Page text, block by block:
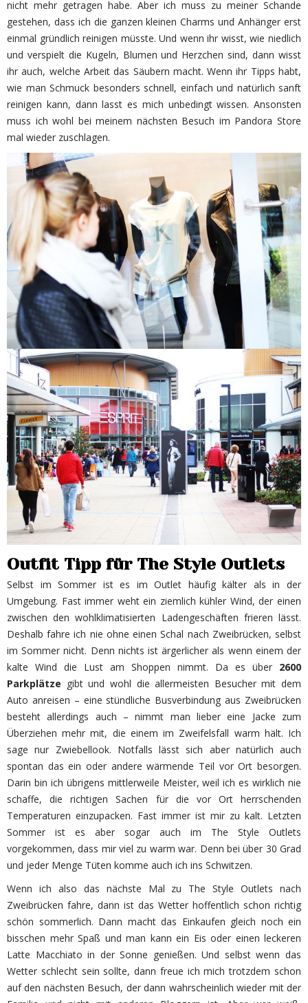
nicht mehr getragen habe. Aber ich muss zu meiner Schande
gestehen, dass ich die ganzen kleinen Charms und Anhänger erst
einmal gründlich reinigen müsste. Und wenn ihr wisst, wie niedlich
und verspielt die Kugeln, Blumen und Herzchen sind, dann wisst
ihr auch, welche Arbeit das Säubern macht. Wenn ihr Tipps habt,
wie man Schmuck besonders schnell, einfach und natürlich sanft
reinigen kann, dann lasst es mich unbedingt wissen. Ansonsten
muss ich wohl bei meinem nächsten Besuch im Pandora Store
mal wieder zuschlagen.
Outfit Tipp für The Style Outlets
Selbst im Sommer ist es im Outlet häufig kälter als in der
Umgebung. Fast immer weht ein ziemlich kühler Wind, der einen
zwischen den wohlklimatisierten Ladengeschäften frieren lässt.
Deshalb fahre ich nie ohne einen Schal nach Zweibrücken, selbst
im Sommer nicht. Denn nichts ist ärgerlicher als wenn einem der
kalte Wind die Lust am Shoppen nimmt. Da es über 2600
Parkplätze gibt und wohl die allermeisten Besucher mit dem
Auto anreisen – eine stündliche Busverbindung aus Zweibrücken
besteht allerdings auch – nimmt man lieber eine Jacke zum
Überziehen mehr mit, die einem im Zweifelsfall warm hält. Ich
sage nur Zwiebellook. Notfalls lässt sich aber natürlich auch
spontan das ein oder andere wärmende Teil vor Ort besorgen.
Darin bin ich übrigens mittlerweile Meister, weil ich es wirklich nie
schaffe, die richtigen Sachen für die vor Ort herrschenden
Temperaturen einzupacken. Fast immer ist mir zu kalt. Letzten
Sommer ist es aber sogar auch im The Style Outlets
vorgekommen, dass mir viel zu warm war. Denn bei über 30 Grad
und jeder Menge Tüten komme auch ich ins Schwitzen.
Wenn ich also das nächste Mal zu The Style Outlets nach
Zweibrücken fahre, dann ist das Wetter hoffentlich schon richtig
schön sommerlich. Dann macht das Einkaufen gleich noch ein
bisschen mehr Spaß und man kann ein Eis oder einen leckeren
Latte Macchiato in der Sonne genießen. Und selbst wenn das
Wetter schlecht sein sollte, dann freue ich mich trotzdem schon
auf den nächsten Besuch, der dann wahrscheinlich wieder mit der